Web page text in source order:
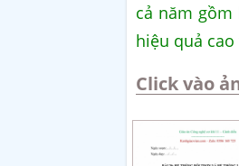
cả năm gồm
hiệu quả
Click vào